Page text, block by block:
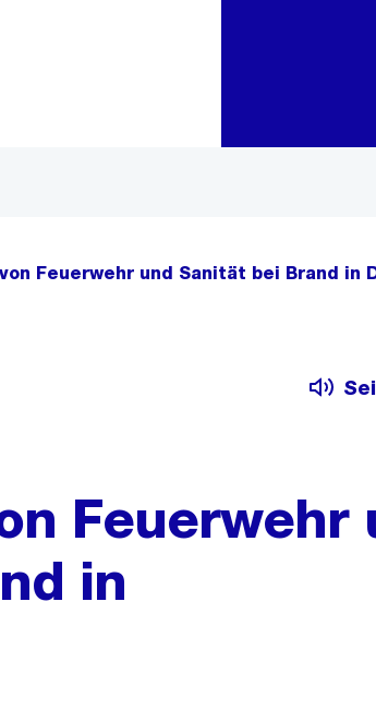
Feuerwehr und Sanität bei Brand in
Feuerwehr
in